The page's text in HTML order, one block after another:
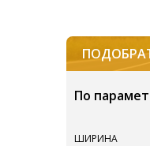
По
ШИРИНА